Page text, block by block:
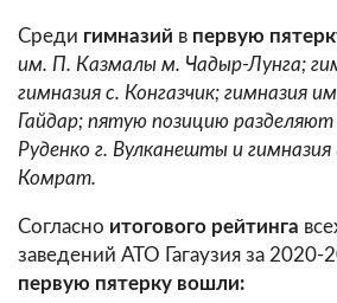
Среди гимназий в первую
им. П. Казмалы м. Чадыр-Лунга;
гимназия с. Конгазчик; гимназия
Гайдар; пятую позицию
Руденко г. Вулканешты и
Комрат.
Согласно итогового рейтинга
заведений АТО Гагаузия за
первую пятерку вошли: